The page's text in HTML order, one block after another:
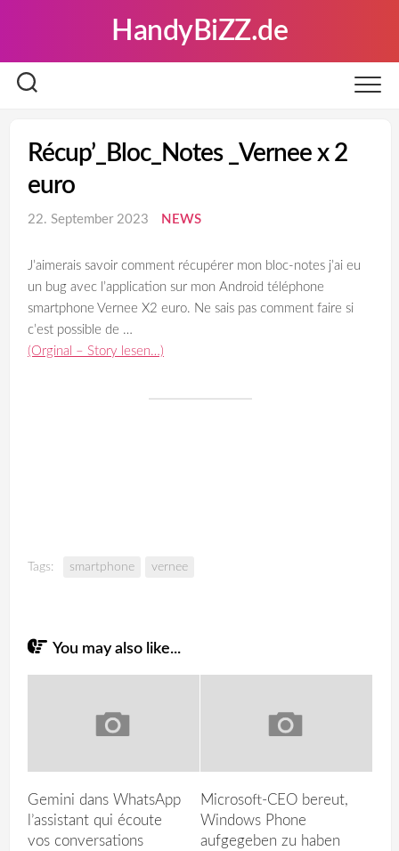
HandyBiZZ.de
Récup’_Bloc_Notes _Vernee x 2
euro
22. September 2023 NEWS
J’aimerais savoir comment récupérer mon bloc-notes j’ai eu
un bug avec l’application sur mon Android téléphone
smartphone Vernee X2 euro. Ne sais pas comment faire si
c’est possible de …
(Orginal – Story lesen…)
Tags: smartphone vernee
You may also like...
Gemini dans WhatsApp
l’assistant qui écoute
vos conversations
Microsoft-CEO bereut,
Windows Phone
aufgegeben zu haben